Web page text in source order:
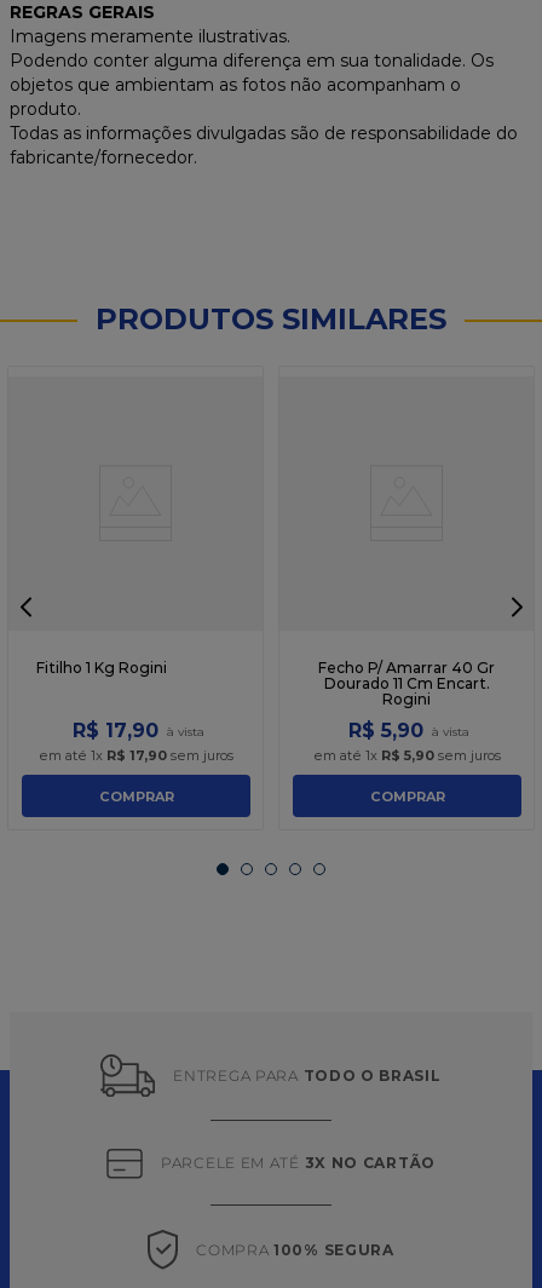
REGRAS GERAIS
Imagens meramente ilustrativas.
Podendo conter alguma diferença em sua tonalidade. Os
objetos que ambientam as fotos não acompanham o
produto.
Todas as informações divulgadas são de responsabilidade do
fabricante/fornecedor.
PRODUTOS SIMILARES
Fitilho 1 Kg Rogini
R$ 17,90
em até 1x R$ 17,90sem juros
COMPRAR
☆☆
Fecho P/ Amarrar 40 Gr
Dourado 11 Cm Encart.
R$ 5,90
em até1xR$ 5,90sem juros
COMPRAR